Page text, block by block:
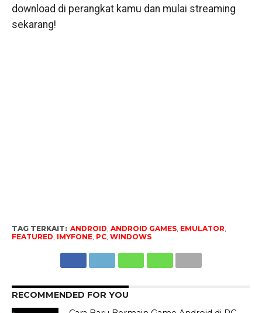
download di perangkat kamu dan mulai streaming
sekarang!
TAG TERKAIT: ANDROID, ANDROID GAMES, EMULATOR,
FEATURED, IMYFONE, PC, WINDOWS
RECOMMENDED FOR YOU